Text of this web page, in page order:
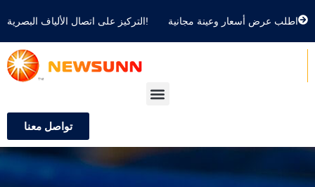
التركيز على اتصال الألياف البصرية! اطلب عرض أسعار وعينة مجانية
تواصل معنا